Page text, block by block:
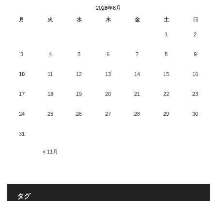
2026年8月
月
火 水 木 金 土 日
« 11月
1 2
3 4 5 6 7 8 9
10 11 12 13 14 15 16
17 18 19 20 21 22 23
24 25 26 27 28 29 30
31
タグ